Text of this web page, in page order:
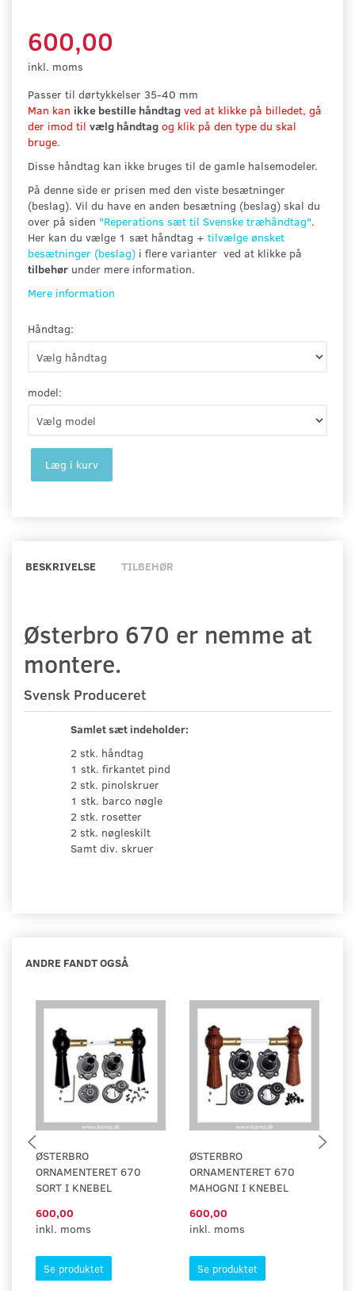
600,00
inkl. moms
Passer til dørtykkelser 35-40 mm
Man kan ikke bestille håndtag ved at klikke på billedet, gå
der imod til vælg håndtag og klik på den type du skal
bruge.
Disse håndtag kan ikke bruges til de gamle halsemodeler.
På denne side er prisen med den viste besætninger
(beslag). Vil du have en anden besætning (beslag) skal du
over på siden "Reperations sæt til Svenske træhåndtag".
Her kan du vælge 1 sæt håndtag + tilvælge ønsket
besætninger (beslag) i flere varianter ved at klikke på
tilbehør under mere information.
Mere information
Håndtag:
model:
Læg i kurv
BESKRIVELSE TILBEHØR
Østerbro 670 er nemme at
montere.
Svensk Produceret
Samlet sæt indeholder:
2 stk. håndtag
1 stk. firkantet pind
2 stk. pinolskruer
1 stk. barco nøgle
2 stk. rosetter
2 stk. nøgleskilt
Samt div. skruer
ANDRE FANDT OGSÅ
ØSTERBRO
ORNAMENTERET 670
SORT I KNEBEL
600,00
inkl. moms
Se produktet
ØSTERBRO
ORNAMENTERET 670
MAHOGNI I KNEBEL
600,00
inkl. moms
Se produktet